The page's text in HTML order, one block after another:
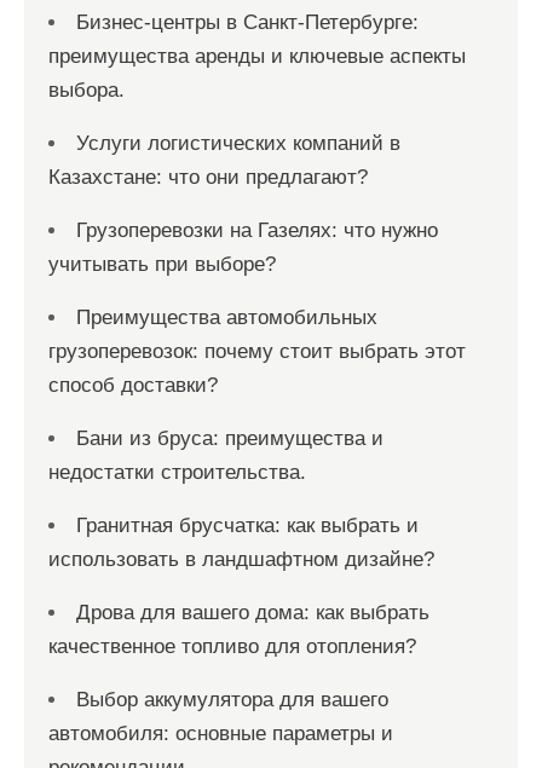
Бизнес-центры в Санкт-Петербурге:
преимущества аренды и ключевые аспекты
выбора.
Услуги логистических компаний в
Казахстане: что они предлагают?
Грузоперевозки на Газелях: что нужно
учитывать при выборе?
Преимущества автомобильных
грузоперевозок: почему стоит выбрать этот
способ доставки?
Бани из бруса: преимущества и
недостатки строительства.
Гранитная брусчатка: как выбрать и
использовать в ландшафтном дизайне?
Дрова для вашего дома: как выбрать
качественное топливо для отопления?
Выбор аккумулятора для вашего
автомобиля: основные параметры и